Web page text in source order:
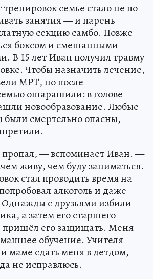
тренировок семье стало не по
занятия — и парень
секцию самбо. Позже
боксом и смешанными
В 15 лет Иван получил травму
Чтобы назначить лечение,
МРТ, но после
ошарашили: в голове
новообразование. Любые
были смертельно опасны,
пропал, — вспоминает Иван. —
живу, чем буду заниматься.
стал проводить время на
алкоголь и даже
Однажды с друзьями избили
а затем его старшего
пришёл его защищать. Меня
обучение. Учителя
маме сдать меня в детдом,
не исправлюсь.